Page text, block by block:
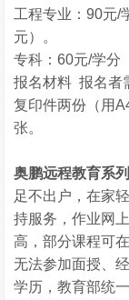
工程专业：90元/
元）。
专科：60元/学分
报名材料 报名者
复印件两份（用
张。
奥鹏远程教育系列
足不出户，在家
持服务，作业网
高，部分课程可
无法参加面授、
学历，教育部统